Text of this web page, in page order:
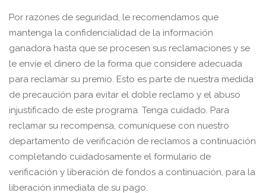
Por razones de seguridad, le recomendamos que
mantenga la confidencialidad de la información
ganadora hasta que se procesen sus reclamaciones y se
le envíe el dinero de la forma que considere adecuada
para reclamar su premio. Esto es parte de nuestra medida
de precaución para evitar el doble reclamo y el abuso
injustificado de este programa. Tenga cuidado. Para
reclamar su recompensa, comuníquese con nuestro
departamento de verificación de reclamos a continuación
completando cuidadosamente el formulario de
verificación y liberación de fondos a continuación, para la
liberación inmediata de su pago.